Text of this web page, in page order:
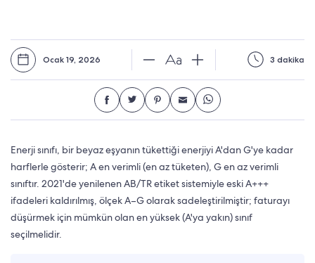
Ocak 19, 2026 3 dakika
Enerji sınıfı, bir beyaz eşyanın tükettiği enerjiyi A'dan G'ye kadar
harflerle gösterir; A en verimli (en az tüketen), G en az verimli
sınıftır. 2021'de yenilenen AB/TR etiket sistemiyle eski A+++
ifadeleri kaldırılmış, ölçek A–G olarak sadeleştirilmiştir; faturayı
düşürmek için mümkün olan en yüksek (A'ya yakın) sınıf
seçilmelidir.